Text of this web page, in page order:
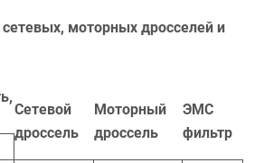
моторных дросселей и
Сетевой
дроссель
Моторный
дроссель
ЭМС
фильтр